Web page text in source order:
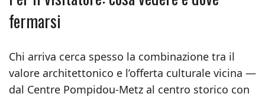
fermarsi
Chi arriva cerca spesso la combinazione tra il
valore architettonico e l’offerta culturale vicina —
dal Centre Pompidou-Metz al centro storico con